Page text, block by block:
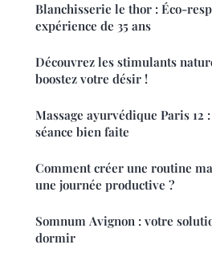
Blanchisserie le thor : Éco-
expérience de 35 ans
Découvrez les stimulants
boostez votre désir !
Massage ayurvédique Paris 12
séance bien faite
Comment créer une routine
une journée productive ?
Somnum Avignon : votre
dormir